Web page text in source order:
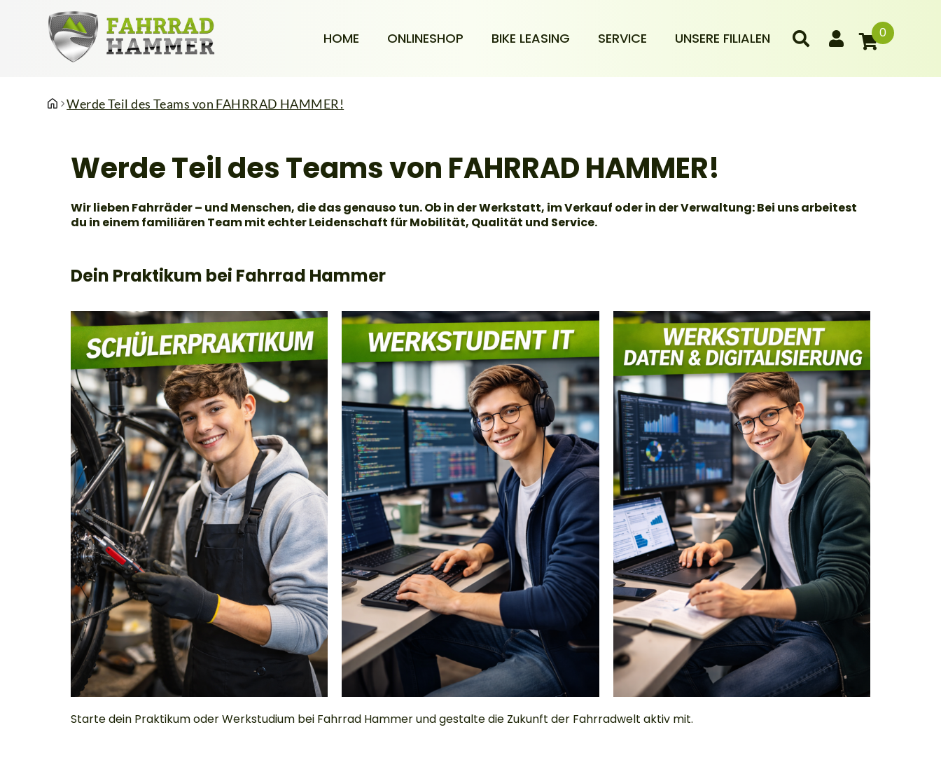
HOME ONLINESHOP BIKE LEASING SERVICE UNSERE FILIALEN 0
Werde Teil des Teams von FAHRRAD HAMMER!
Werde Teil des Teams von FAHRRAD HAMMER!
Wir lieben Fahrräder – und Menschen, die das genauso tun. Ob in der Werkstatt, im Verkauf oder in der Verwaltung: Bei uns arbeitest
du in einem familiären Team mit echter Leidenschaft für Mobilität, Qualität und Service.
Dein Praktikum bei Fahrrad Hammer
Starte dein Praktikum oder Werkstudium bei Fahrrad Hammer und gestalte die Zukunft der Fahrradwelt aktiv mit.